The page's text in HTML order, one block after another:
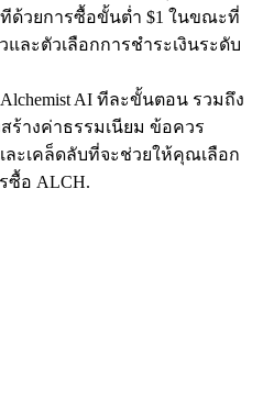
หลักประกัน
ทีด้วยการซื้อขั้นต่ำ $1 ในขณะที่
และตัวเลือกการชำระเงินระดับ
AI ทีละขั้นตอน รวมถึง
ร้างค่าธรรมเนียม ข้อควร
ะเคล็ดลับที่จะช่วยให้คุณเลือก
ซื้อ ALCH.